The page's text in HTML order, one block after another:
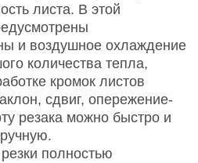
листа. В этой
и воздушное охлаждение
количества тепла,
кромок листов
сдвиг, опережение-
резака можно быстро и
полностью